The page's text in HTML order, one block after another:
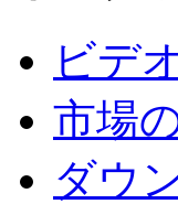
ビデ
市場
ダウ